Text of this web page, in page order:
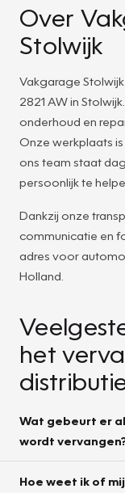
Over
Stolwijk
Vakgarage
2821 AW in
onderhoud en
Onze werkplaats
ons team staat
persoonlijk te
Dankzij onze
communicatie en
adres voor
Holland.
het
Wat gebeurt er
wordt
Hoe weet ik of